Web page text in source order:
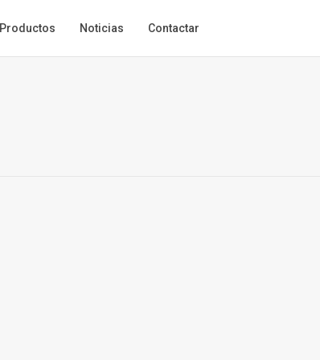
Productos Noticias Contactar